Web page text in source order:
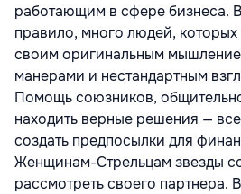
работающим в сфере бизнеса.
правило, много людей, которых
своим оригинальным
манерами и нестандартным
Помощь союзников,
находить верные решения —
создать предпосылки для
Женщинам-Стрельцам звезды
рассмотреть своего партнера.